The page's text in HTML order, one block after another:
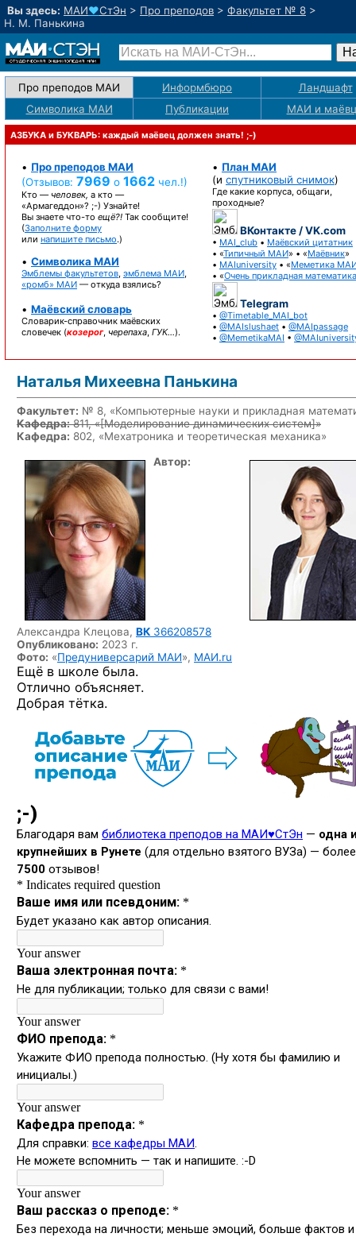
Вы здесь: МАИ♥СтЭн > Про преподов > Факультет № 8 >
Н. М. Панькина
Про преподов МАИ Информбюро
Ландшафт
Символика МАИ
Публикации МАИ и
АЗБУКА и БУКВАРЬ: каждый маёвец должен знать! ;-)
• Про преподов МАИ
(Отзывов: 7969 о 1662 чел.!)
Кто — человек, а кто —
«Армагеддон»? ;-) Узнайте!
Вы знаете что-то ещё?! Так сообщите!
(Заполните форму
или напишите письмо.)
• Символика МАИ
Эмблемы факультетов, эмблема МАИ,
«ромб» МАИ — откуда взялись?
• Маёвский словарь
Словарик-справочник маёвских
словечек (козерог, черепаха, ГУК…).
• План МАИ
(и спутниковый снимок)
Где какие корпуса, общаги,
проходные?
ВКонтакте / VK.com
• MAI_club • Маёвский цитатник
• «Типичный МАИ» • «Маёвник»
• MAIuniversity • «Меметика
• «Очень прикладная математика
Telegram
• @Timetable_MAI_bot
• @MAIslushaet • @MAIpassage
• @MemetikaMAI •
Наталья Михеевна Панькина
Факультет: № 8, «Компьютерные науки и прикладная
Кафедра:811, «[Моделирование динамических систем]»
Кафедра: 802, «Мехатроника и теоретическая механика»
Автор:
Александра Клецова, ВК 366208578
Опубликовано: 2023 г.
Фото: «Предуниверсарий МАИ», МАИ.ru
Ещё в школе была.
Отлично объясняет.
Добрая тётка.